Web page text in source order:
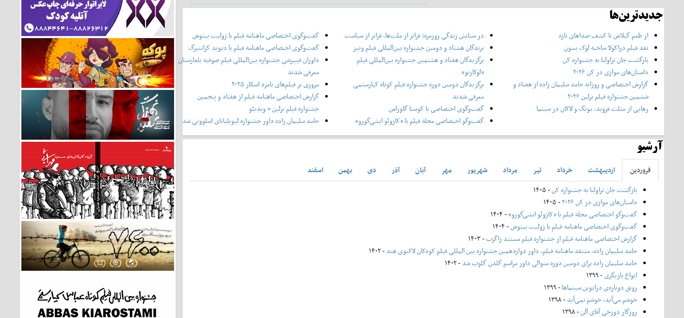
جدیدترین‌ها
از طعم گیلاس تا کشف صداهای تازه
نقد فیلم دراکولا ساخته لوک بسون
بازگشت جان تراولتا به جشنواره کن
داستان‌های موازی در کن ۲۰۲۶
گزارش اختصاصی و روزانه حامد سلیمان زاده از هفتاد و‌
ششمین جشنواره فیلم برلین ۲۰۲۶
رهایی از مثلث فروید، یونگ و لاکان در سینما
در ستایش زندگی روزمره: فراتر از ملت‌ها، فراتر از سیاست
برندگان هشتاد و دومین جشنواره بین‌المللی فیلم ونیز
برگزیدگان هفتاد و هشتمین جشنواره بین‌المللی فیلم
«لوکارنو»
برگزیدگان دومین دوره جشنواره فیلم کوتاه کیارستمی
معرفی شدند
گفت‌وگوی اختصاصی با کوستا گاوراس
گفت‌وگو اختصاصی مجله فیلم با «کازوئو ایشی‌گورو»
گفت‌وگوی اختصاصی ماهنامه فیلم با ژولیت بینوش
گفت‌وگوی اختصاصی ماهنامه فیلم با دیوید کراننبرگ
داوران فیپرشی جشنواره بین‌المللی فیلم صوفیه بلغارستان
معرفی شدند
مروری بر فیلم‌های نامزد اسکار ۲۰۲۵
گزارش اختصاصی ماهنامه فیلم از هفتاد و پنجمین
جشنواره فیلم برلین + ویدیئو
حامد سلیمان زاده داور جشنواره لیوبلیانای اسلوونی شد
آرشیو
فروردين ارديبهشت خرداد تير مرداد شهريور مهر آبان آذر دی بهمن
اسفند
بازگشت جان تراولتا به جشنواره کن- ۱۴۰۵
داستان‌های موازی در کن ۲۰۲۶
- ۱۴۰۵
گفت‌وگو اختصاصی مجله فیلم با «کازوئو ایشی‌گورو»- ۱۴۰۴
گفت‌وگوی اختصاصی ماهنامه فیلم با ژولیت بینوش- ۱۴۰۴
گزارش اختصاصی ماهنامه فیلم از جشنواره فیلم مستند زاگرب- ۱۴۰۳
حامد سلیمان زاده، منتقد ماهنامه فیلم، داور دوازدهمین جشنواره بین المللی فیلم کودکان لاکنوی هند- ۱۴۰۲
حامد سلیمان زاده برای دومین دوره متوالی داور مراسم گلدن گلوب شد- ۱۴۰۲
انواع بازیگری- ۱۳۹۹
رونق دوباره‌ی درایوین سینماها- ۱۳۹۹
خوشم می‌آید، خوشم نمی‌آید- ۱۳۹۸
روزگار دوزخی آقای آلن- ۱۳۹۸